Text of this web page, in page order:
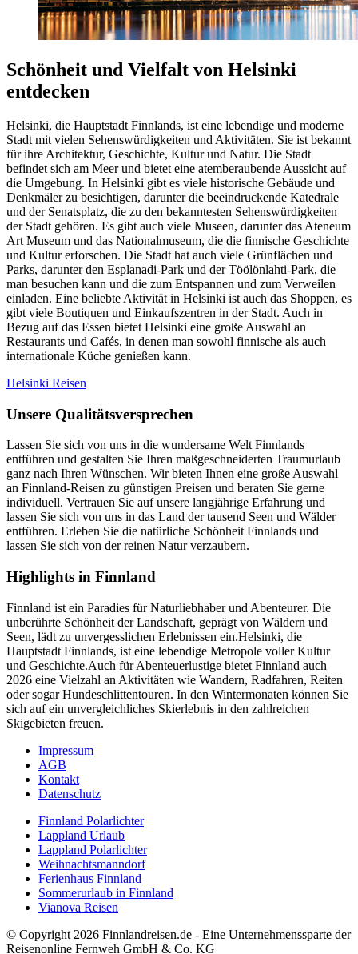
Schönheit und Vielfalt von Helsinki
entdecken
Helsinki, die Hauptstadt Finnlands, ist eine lebendige und moderne
Stadt mit vielen Sehenswürdigkeiten und Aktivitäten. Sie ist bekannt
für ihre Architektur, Geschichte, Kultur und Natur. Die Stadt
befindet sich am Meer und bietet eine atemberaubende Aussicht auf
die Umgebung. In Helsinki gibt es viele historische Gebäude und
Denkmäler zu besichtigen, darunter die beeindruckende Katedrale
und der Senatsplatz, die zu den bekanntesten Sehenswürdigkeiten
der Stadt gehören. Es gibt auch viele Museen, darunter das Ateneum
Art Museum und das Nationalmuseum, die die finnische Geschichte
und Kultur erforschen. Die Stadt hat auch viele Grünflächen und
Parks, darunter den Esplanadi-Park und der Töölönlahti-Park, die
man besuchen kann und die zum Entspannen und zum Verweilen
einladen. Eine beliebte Aktivität in Helsinki ist auch das Shoppen, es
gibt viele Boutiquen und Einkaufszentren in der Stadt. Auch in
Bezug auf das Essen bietet Helsinki eine große Auswahl an
Restaurants und Cafés, in denen man sowohl finnische als auch
internationale Küche genießen kann.
Helsinki Reisen
Unsere Qualitätsversprechen
Lassen Sie sich von uns in die wundersame Welt Finnlands
entführen und gestalten Sie Ihren maßgeschneiderten Traumurlaub
ganz nach Ihren Wünschen. Wir bieten Ihnen eine große Auswahl
an Finnland-Reisen zu günstigen Preisen und beraten Sie gerne
individuell. Vertrauen Sie auf unsere langjährige Erfahrung und
lassen Sie sich von uns in das Land der tausend Seen und Wälder
entführen. Erleben Sie die natürliche Schönheit Finnlands und
lassen Sie sich von der reinen Natur verzaubern.
Highlights in Finnland
Finnland ist ein Paradies für Naturliebhaber und Abenteurer. Die
unberührte Schönheit der Landschaft, geprägt von Wäldern und
Seen, lädt zu unvergesslichen Erlebnissen ein.Helsinki, die
Hauptstadt Finnlands, ist eine lebendige Metropole voller Kultur
und Geschichte.Auch für Abenteuerlustige bietet Finnland auch
2026 eine Vielzahl an Aktivitäten wie Wandern, Radfahren, Reiten
oder sogar Hundeschlittentouren. In den Wintermonaten können Sie
sich auf ein unvergleichliches Skierlebnis in den zahlreichen
Skigebieten freuen.
Impressum
AGB
Kontakt
Datenschutz
Finnland Polarlichter
Lappland Urlaub
Lappland Polarlichter
Weihnachtsmanndorf
Ferienhaus Finnland
Sommerurlaub in Finnland
Vianova Reisen
© Copyright 2026 Finnlandreisen.de - Eine Unternehmenssparte der
Reisenonline Fernweh GmbH & Co. KG